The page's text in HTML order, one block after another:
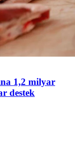
1,2 milyar
destek